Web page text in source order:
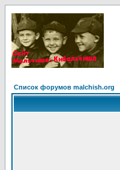
Список форумов malchish.org